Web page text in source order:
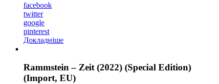
facebook
twitter
google
pinterest
Докладніше
Rammstein – Zeit (2022) (Special Edition)
(Import, EU)